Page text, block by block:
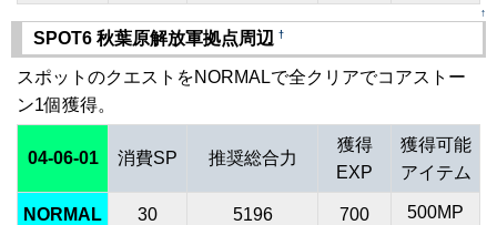
↑
SPOT6 秋葉原解放軍拠点周辺 †
スポットのクエストをNORMALで全クリアでコアストー
ン1個獲得。
04-06-01 消費SP 推奨総合力
獲得
EXP
獲得可能
アイテム
NORMAL 30 5196 700
500MP